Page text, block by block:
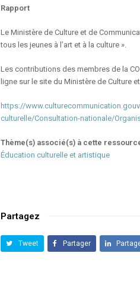
Rapport
Le Ministère de Culture et de
tous les jeunes à l’art et à la culture ».
Les contributions des membres de la
ligne sur le site du Ministère de Culture
https://
culturelle/Consultation-nationale/
Thème(s) associé(s) à cette
Éducation culturelle et artistique
Partagez
Tweet Partager